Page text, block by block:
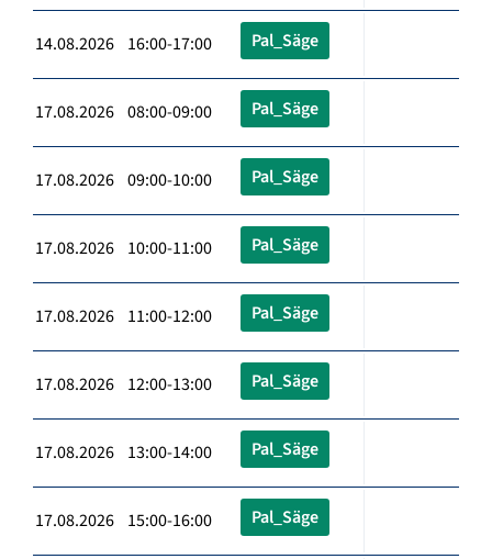
14.08.2026 16:00-17:00 Pal_Säge
17.08.2026 08:00-09:00 Pal_Säge
17.08.2026 09:00-10:00 Pal_Säge
17.08.2026 10:00-11:00 Pal_Säge
17.08.2026 11:00-12:00 Pal_Säge
17.08.2026 12:00-13:00 Pal_Säge
17.08.2026 13:00-14:00 Pal_Säge
17.08.2026 15:00-16:00 Pal_Säge